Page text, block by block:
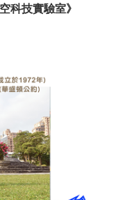
科技實驗室》